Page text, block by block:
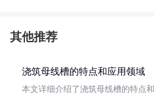
其他推荐
浇筑母线槽的特点和应用领域
本文详细介绍了浇筑母线槽的特点和